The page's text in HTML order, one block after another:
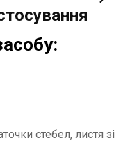
стебел, листя зі